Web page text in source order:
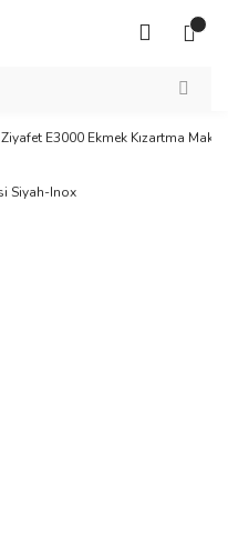
Ziyafet E3000 Ekmek Kızartma